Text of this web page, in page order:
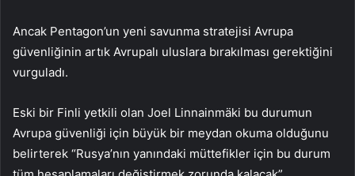
Ancak Pentagon’un yeni savunma stratejisi Avrupa
güvenliğinin artık Avrupalı uluslara bırakılması gerektiğini
vurguladı.
Eski bir Finli yetkili olan Joel Linnainmäki bu durumun
Avrupa güvenliği için büyük bir meydan okuma olduğunu
belirterek “Rusya’nın yanındaki müttefikler için bu durum